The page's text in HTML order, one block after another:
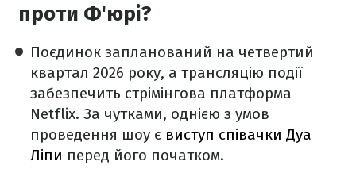
проти Ф'юрі?
Поєдинок запланований на четвертий
квартал 2026 року, а трансляцію події
забезпечить стрімінгова платформа
Netflix. За чутками, однією з умов
проведення шоу є виступ співачки Дуа
Ліпи перед його початком.